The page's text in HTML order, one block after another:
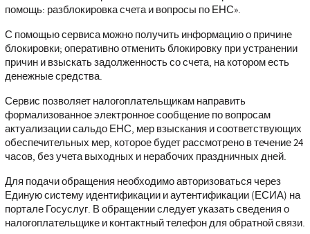
помощь: разблокировка счета и вопросы по ЕНС».
С помощью сервиса можно получить информацию о причине
блокировки; оперативно отменить блокировку при устранении
причин и взыскать задолженность со счета, на котором есть
денежные средства.
Сервис позволяет налогоплательщикам направить
формализованное электронное сообщение по вопросам
актуализации сальдо ЕНС, мер взыскания и соответствующих
обеспечительных мер, которое будет рассмотрено в течение 24
часов, без учета выходных и нерабочих праздничных дней.
Для подачи обращения необходимо авторизоваться через
Единую систему идентификации и аутентификации (ЕСИА) на
портале Госуслуг. В обращении следует указать сведения о
налогоплательщике и контактный телефон для обратной связи.